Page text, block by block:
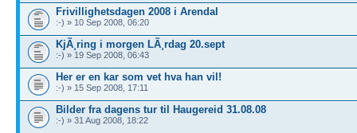
Frivillighetsdagen 2008 i Arendal
:-) » 10 Sep 2008, 06:20
KjÃ¸ring i morgen LÃ¸rdag 20.sept
:-) » 19 Sep 2008, 06:43
Her er en kar som vet hva han vil!
:-) » 15 Sep 2008, 17:11
Bilder fra dagens tur til Haugereid 31.08.08
:-) » 31 Aug 2008, 18:22